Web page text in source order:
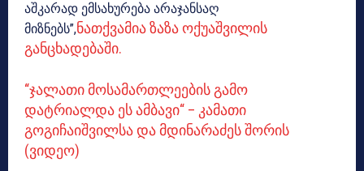
აშკარად ემსახურება არაჯანსაღ
მიზნებს”,ნათქვამია ზაზა ოქუაშვილის
განცხადებაში.
“ჯალათი მოსამართლეების გამო
დატრიალდა ეს ამბავი“ – კამათი
გოგიჩაიშვილსა და მდინარაძეს შორის
(ვიდეო)